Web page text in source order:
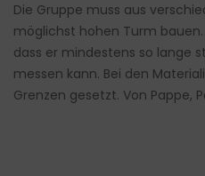
Die Gruppe muss aus
möglichst hohen Turm bauen.
dass er mindestens so lange
messen kann. Bei den
Grenzen gesetzt. Von Pappe,